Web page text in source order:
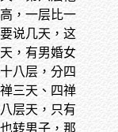
，一层比一
说几天，这
，有男婚女
八层，分四
三天、四禅
层天，只有
转男子，那